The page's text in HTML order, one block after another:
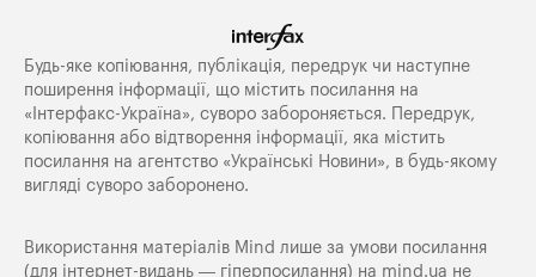
Будь-яке копiювання, публiкацiя, передрук чи наступне
поширення iнформацiї, що мiстить посилання на
«Iнтерфакс-Україна», суворо забороняється. Передрук,
копіювання або відтворення інформації, яка містить
посилання на агентство «Українські Новини», в будь-якому
вигляді суворо заборонено.
Використання матеріалів Mind лише за умови посилання
(для інтернет-видань — гіперпосилання) на mind.ua не